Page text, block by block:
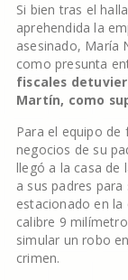
Si bien tras el
aprehendida la
asesinado, María
como presunta
fiscales
Martín, como
Para el equipo de
negocios de su
llegó a la casa de
a sus padres
estacionado en
calibre 9
simular un robo
crimen.